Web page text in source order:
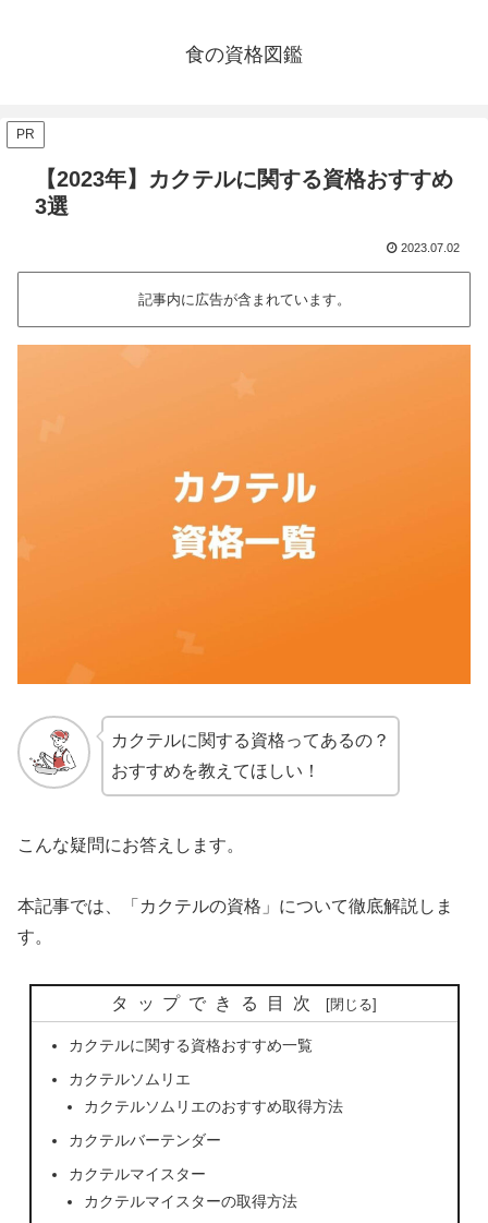
食の資格図鑑
PR
【2023年】カクテルに関する資格おすすめ
3選
2023.07.02
記事内に広告が含まれています。
カクテルに関する資格ってあるの？
おすすめを教えてほしい！
こんな疑問にお答えします。
本記事では、「カクテルの資格」について徹底解説しま
す。
タップできる目次
カクテルに関する資格おすすめ一覧
カクテルソムリエ
カクテルソムリエのおすすめ取得方法
カクテルバーテンダー
カクテルマイスター
カクテルマイスターの取得方法